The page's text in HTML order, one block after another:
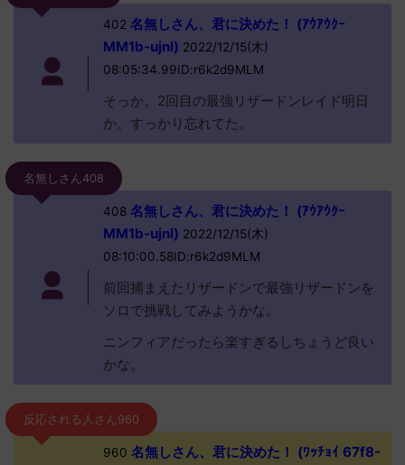
402 名無しさん、君に決めた！ (ｱｳｱｳｸｰ
MM1b-ujnl) 2022/12/15(木)
08:05:34.99ID:r6k2d9MLM
そっか。2回目の最強リザードンレイド明日
か。すっかり忘れてた。
名無しさん408
408名無しさん、君に決めた！ (ｱｳｱｳｸｰ
MM1b-ujnl) 2022/12/15(木)
08:10:00.58ID:r6k2d9MLM
前回捕まえたリザードンで最強リザードンを
ソロで挑戦してみようかな。
ニンフィアだったら楽すぎるしちょうど良い
かな。
反応される人さん960
960 名無しさん、君に決めた！ (ﾜｯﾁｮｲ 67f8-